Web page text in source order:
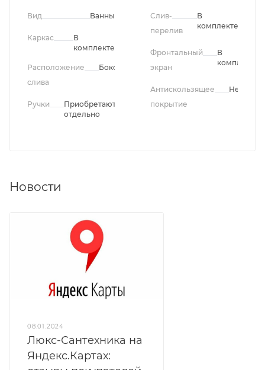
Вид Ванны
Каркас
В
комплекте
Расположение
слива
Боковое
Ручки
Приобретаются
отдельно
Слив-
перелив
В
комплекте
Фронтальный
экран
В
комплекте
Антискользящее
покрытие
Нет
Новости
08.01.2024
Люкс-Сантехника на
Яндекс.Картах: